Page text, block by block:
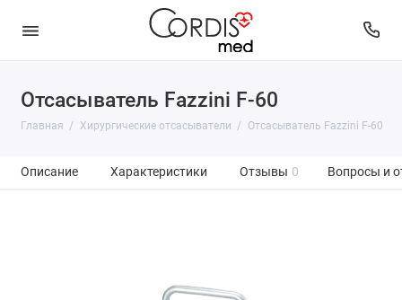
Отсасыватель Fazzini F-60
Главная Хирургические отсасыватели Отсасыватель Fazzini F-60
Описание Характеристики Отзывы 0 Вопросы и